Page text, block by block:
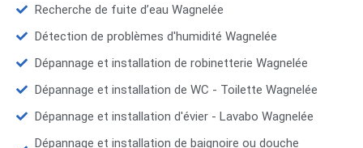
Recherche de fuite d’eau Wagnelée
Détection de problèmes d'humidité Wagnelée
Dépannage et installation de robinetterie Wagnelée
Dépannage et installation de WC - Toilette Wagnelée
Dépannage et installation d'évier - Lavabo Wagnelée
Dépannage et installation de baignoire ou douche